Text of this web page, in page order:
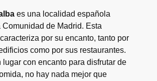
es una localidad española
de Madrid. Esta
por su encanto, tanto por
como por sus restaurantes.
lugar con encanto para disfrutar de
no hay nada mejor que